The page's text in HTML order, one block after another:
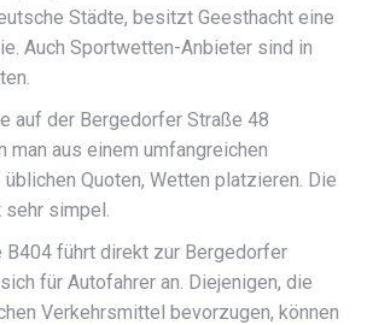
Städte, besitzt Geesthacht eine
Auch Sportwetten-Anbieter sind in
auf der Bergedorfer Straße 48
man aus einem umfangreichen
Quoten, Wetten platzieren. Die
simpel.
B404 führt direkt zur Bergedorfer
für Autofahrer an. Diejenigen, die
Verkehrsmittel bevorzugen, können